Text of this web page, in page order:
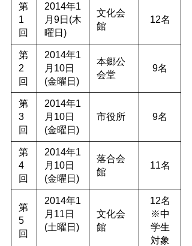
第
1
回
2014年1
月9日(木
曜日)
文化会
館
12名
第
2
回
2014年1
月10日
(金曜日)
本郷公
会堂
9名
第
3
回
2014年1
月10日
(金曜日)
市役所 9名
第
4
回
2014年1
月10日
(金曜日)
落合会
館
11名
第
5
回
2014年1
月11日
(土曜日)
文化会
館
12名
※中
学生
対象